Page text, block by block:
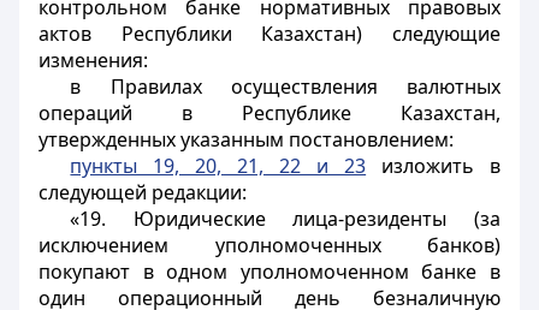
контрольном банке нормативных правовых
актов Республики Казахстан) следующие
изменения:
в Правилах осуществления валютных
операций в Республике Казахстан,
утвержденных указанным постановлением:
пункты 19, 20, 21, 22 и 23 изложить в
следующей редакции:
«19. Юридические лица-резиденты (за
исключением уполномоченных банков)
покупают в одном уполномоченном банке в
один операционный день безналичную